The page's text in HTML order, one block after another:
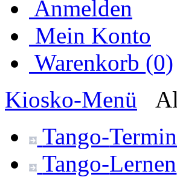
Anmelden
Mein Konto
Warenkorb (0)
Kiosko-Menü
Tango-
Tango-Lernen